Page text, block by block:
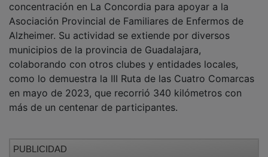
Asociación Provincial de Familiares de Enfermos de
Alzheimer. Su actividad se extiende por diversos
municipios de la provincia de Guadalajara,
colaborando con otros clubes y entidades locales,
como lo demuestra la III Ruta de las Cuatro Comarcas
en mayo de 2023, que recorrió 340 kilómetros con
más de un centenar de participantes.